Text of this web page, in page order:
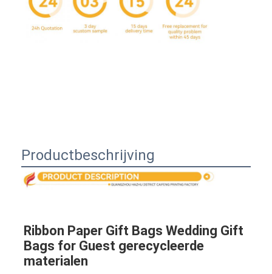
Fabriekstour
Neem contact met ons op
Nieuws
Productbeschrijving
Ribbon Paper Gift Bags Wedding Gift
Bags for Guest gerecycleerde
materialen